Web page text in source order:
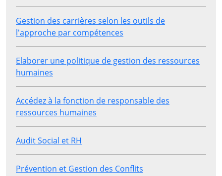
Gestion des carrières selon les outils de
l'approche par compétences
Elaborer une politique de gestion des ressources
humaines
Accédez à la fonction de responsable des
ressources humaines
Audit Social et RH
Prévention et Gestion des Conflits